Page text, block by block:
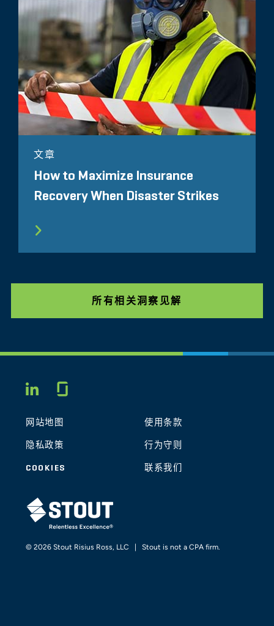
文章
How to Maximize Insurance
Recovery When Disaster Strikes
所有相关洞察见解
LINKEDIN
网站地图 使用条款
隐私政策 行为守则
COOKIES 联系我们
STOUT LOGO
© 2026 Stout Risius Ross, LLC | Stout is not a CPA firm.